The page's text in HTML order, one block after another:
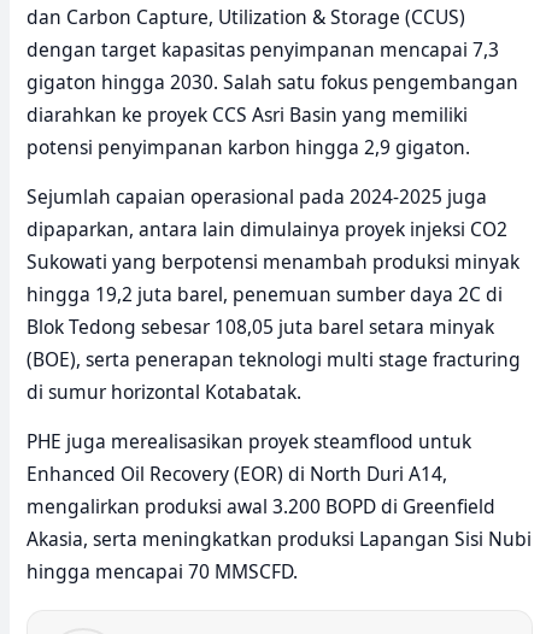
dan Carbon Capture, Utilization & Storage (CCUS)
dengan target kapasitas penyimpanan mencapai 7,3
gigaton hingga 2030. Salah satu fokus pengembangan
diarahkan ke proyek CCS Asri Basin yang memiliki
potensi penyimpanan karbon hingga 2,9 gigaton.
Sejumlah capaian operasional pada 2024-2025 juga
dipaparkan, antara lain dimulainya proyek injeksi CO2
Sukowati yang berpotensi menambah produksi minyak
hingga 19,2 juta barel, penemuan sumber daya 2C di
Blok Tedong sebesar 108,05 juta barel setara minyak
(BOE), serta penerapan teknologi multi stage fracturing
di sumur horizontal Kotabatak.
PHE juga merealisasikan proyek steamflood untuk
Enhanced Oil Recovery (EOR) di North Duri A14,
mengalirkan produksi awal 3.200 BOPD di Greenfield
Akasia, serta meningkatkan produksi Lapangan Sisi Nubi
hingga mencapai 70 MMSCFD.